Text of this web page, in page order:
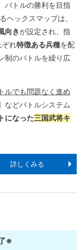
バトルの勝利を目指
ヘックスマップは、
向きが設定され、指
ぞれ特徴ある兵種を配
制のバトルを繰り広
ルでも問題なく進め
などバトルシステム
になった三国武将キ
詳しくみる
※